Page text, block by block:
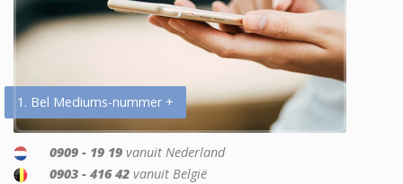
1. Bel Mediums-nummer +
0909 - 19 19 vanuit Nederland
0903 - 416 42 vanuit België